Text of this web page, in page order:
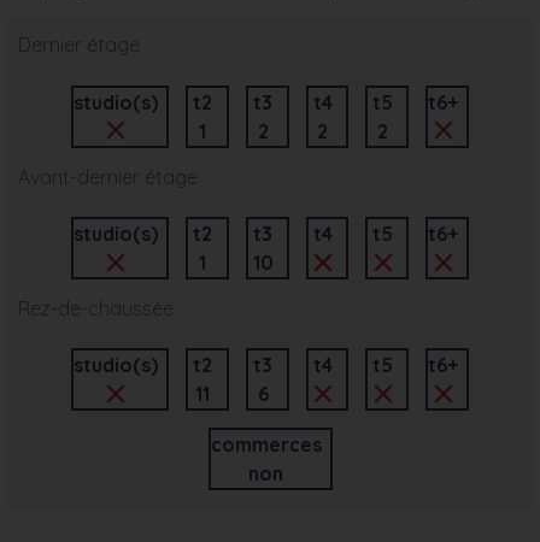
Dernier étage
studio(s)
t2
1
t3
2
t4
2
t5
2
t6+
Avant-dernier étage
studio(s)
t2
1
t3
10
t4 t5 t6+
Rez-de-chaussée
studio(s)
t2
11
t3
6
t4 t5 t6+
commerces
non